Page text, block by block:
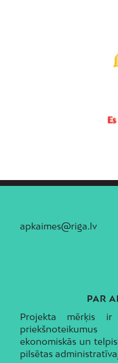
apkaimes@riga.lv
PAR
Projekta mērķis ir
ekonomiskās un
pilsētas